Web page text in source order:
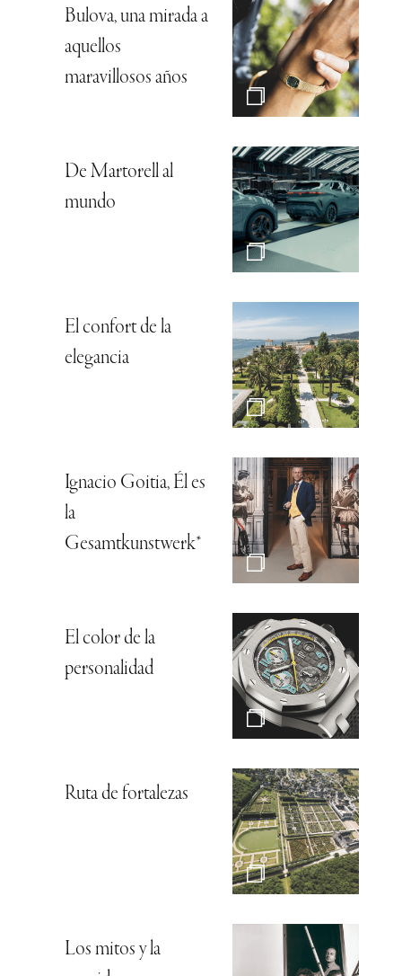
Bulova, una mirada a
aquellos
maravillosos años
De Martorell al
mundo
El confort de la
elegancia
Ignacio Goitia, Él es
la
Gesamtkunstwerk*
El color de la
personalidad
Ruta de fortalezas
Los mitos y la